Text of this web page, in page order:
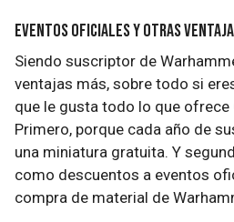
Eventos oficiales y otras
Siendo suscriptor de
ventajas más, sobre todo si
que le gusta todo lo que ofrece
Primero, porque cada año de
una miniatura gratuita. Y
como descuentos a eventos
compra de material de